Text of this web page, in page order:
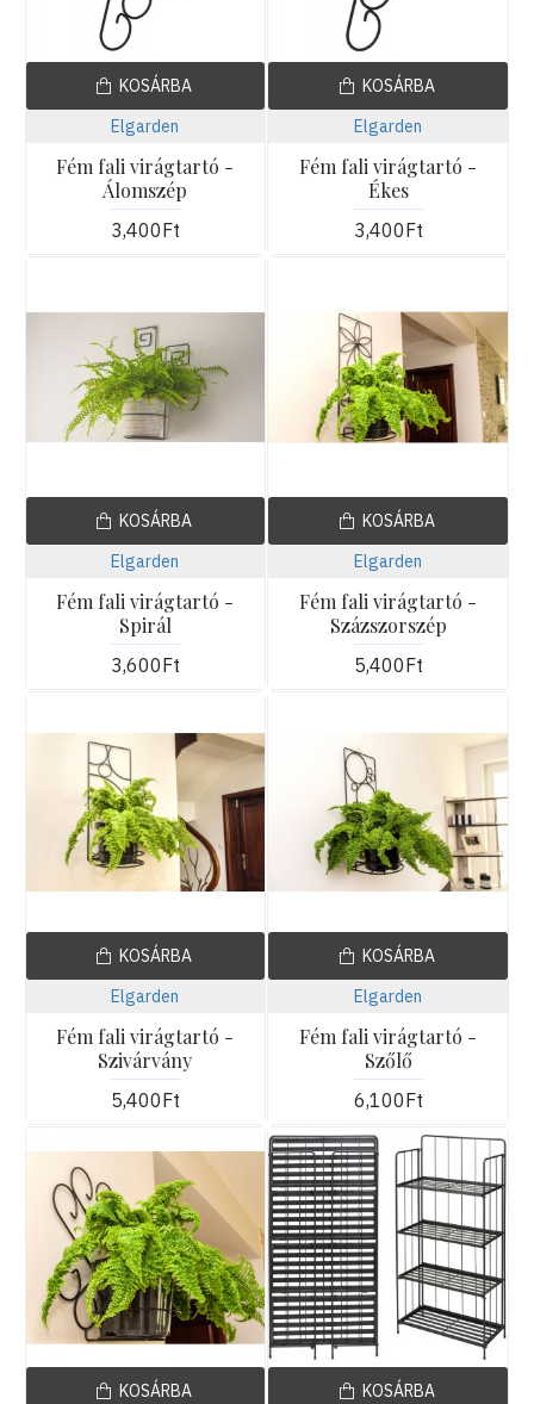
Elgarden
Fém fali virágtartó -
Álomszép
3,400Ft
KOSÁRBA
Elgarden
Fém fali virágtartó -
Ékes
3,400Ft
KOSÁRBA
Elgarden
Fém fali virágtartó -
Spirál
3,600Ft
KOSÁRBA
Elgarden
Fém fali virágtartó -
Százszorszép
5,400Ft
KOSÁRBA
Elgarden
Fém fali virágtartó -
Szivárvány
5,400Ft
KOSÁRBA
Elgarden
Fém fali virágtartó -
Szőlő
6,100Ft
KOSÁRBA
KOSÁRBA KOSÁRBA